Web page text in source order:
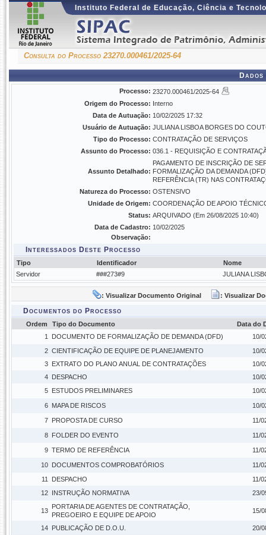
Instituto Federal de Educação, Ciência e
Consulta do Processo 23270.000461/2025-64
Processo: 23270.000461/2025-64
Origem do Processo: Interno
Data de Autuação: 10/02/2025 17:32
Usuário de Autuação: JULIANA LISBOA BORGES DO
Tipo do Processo: CONTRATAÇÃO DE SERVIÇOS
Assunto do Processo: 036.1 - REQUISIÇÃO E
Assunto Detalhado:
PAGAMENTO DE INSCRIÇÃO DE
FORMALIZAÇÃO DA DEMANDA
REFERÊNCIA (TR) NAS
Natureza do Processo: OSTENSIVO
Unidade de Origem: COORDENAÇÃO DE APOIO
Status: ARQUIVADO (Em 26/08/2025 10:40)
Data de Cadastro: 10/02/2025
Observação:
Interessados Deste Processo
Tipo Identificador
Nome
Servidor
###273#9 JULIANA
: Visualizar Documento Original : Visualizar
Documentos do Processo
Ordem Tipo do Documento
Data do
1
DOCUMENTO DE FORMALIZAÇÃO DE DEMANDA (DFD)
10/
2 CIENTIFICAÇÃO DE EQUIPE DE PLANEJAMENTO
10/
3 EXTRATO DO PLANO ANUAL DE CONTRATAÇÕES
10/
4 DESPACHO
10/
5 ESTUDOS PRELIMINARES 10/
6 MAPA DE RISCOS 10/
7 PROPOSTA DE CURSO 11/
8 FOLDER DO EVENTO 11/
9 TERMO DE REFERÊNCIA 11/
10 DOCUMENTOS COMPROBATÓRIOS
11/
11
DESPACHO
11/
12 INSTRUÇÃO NORMATIVA 23/
13
PORTARIA DE AGENTES DE CONTRATAÇÃO,
PREGOEIRO E EQUIPE DE APOIO
15/
14 PUBLICAÇÃO DE D.O.U.
20/